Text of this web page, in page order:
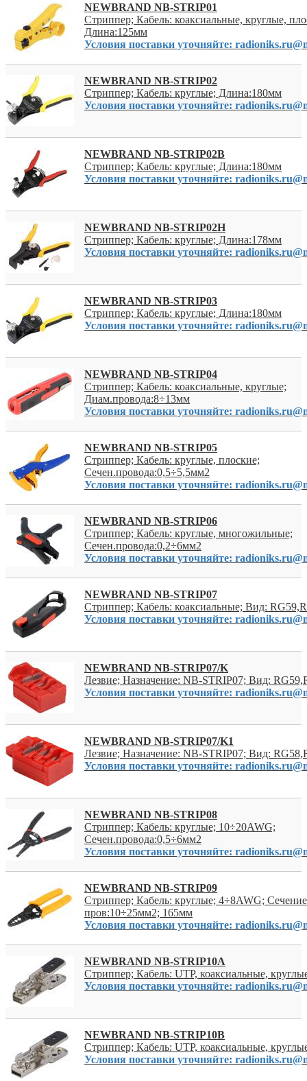
NEWBRAND NB-STRIP01
Стриппер; Кабель: коаксиальные, круглые,
Длина:125мм
Условия поставки уточняйте:
NEWBRAND NB-STRIP02
Стриппер; Кабель: круглые; Длина:180мм
Условия поставки уточняйте:
NEWBRAND NB-STRIP02B
Стриппер; Кабель: круглые; Длина:180мм
Условия поставки уточняйте:
NEWBRAND NB-STRIP02H
Стриппер; Кабель: круглые; Длина:178мм
Условия поставки уточняйте:
NEWBRAND NB-STRIP03
Стриппер; Кабель: круглые; Длина:180мм
Условия поставки уточняйте:
NEWBRAND NB-STRIP04
Стриппер; Кабель: коаксиальные, круглые;
Диам.провода:8÷13мм
Условия поставки уточняйте:
NEWBRAND NB-STRIP05
Стриппер; Кабель: круглые, плоские;
Сечен.провода:0,5÷5,5мм2
Условия поставки уточняйте:
NEWBRAND NB-STRIP06
Стриппер; Кабель: круглые, многожильные;
Сечен.провода:0,2÷6мм2
Условия поставки уточняйте:
NEWBRAND NB-STRIP07
Стриппер; Кабель: коаксиальные; Вид:
Условия поставки уточняйте:
NEWBRAND NB-STRIP07/K
Лезвие; Назначение: NB-STRIP07; Вид:
Условия поставки уточняйте:
NEWBRAND NB-STRIP07/K1
Лезвие; Назначение: NB-STRIP07; Вид:
Условия поставки уточняйте:
NEWBRAND NB-STRIP08
Стриппер; Кабель: круглые; 10÷20AWG;
Сечен.провода:0,5÷6мм2
Условия поставки уточняйте:
NEWBRAND NB-STRIP09
Стриппер; Кабель: круглые; 4÷8AWG; Сечение
пров:10÷25мм2; 165мм
Условия поставки уточняйте:
NEWBRAND NB-STRIP10A
Стриппер; Кабель: UTP, коаксиальные,
Условия поставки уточняйте:
NEWBRAND NB-STRIP10B
Стриппер; Кабель: UTP, коаксиальные,
Условия поставки уточняйте: